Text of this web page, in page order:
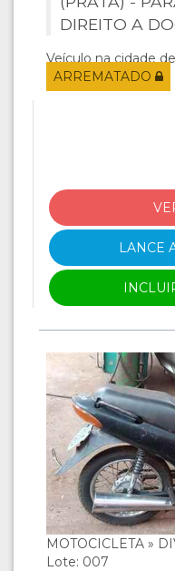
DIREITO A
Veículo na cidade de
ARREMATADO
LANCE
MOTOCICLETA »
Lote: 007